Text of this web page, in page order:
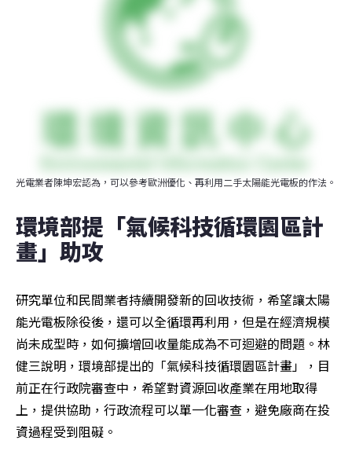
光電業者陳坤宏認為，可以參考歐洲優化、再利用二手太陽能光電板的作法。
環境部提「氣候科技循環園區計
畫」助攻
研究單位和民間業者持續開發新的回收技術，希望讓太陽
能光電板除役後，還可以全循環再利用，但是在經濟規模
尚未成型時，如何擴增回收量能成為不可迴避的問題。林
健三說明，環境部提出的「氣候科技循環園區計畫」，目
前正在行政院審查中，希望對資源回收產業在用地取得
上，提供協助，行政流程可以單一化審查，避免廠商在投
資過程受到阻礙。